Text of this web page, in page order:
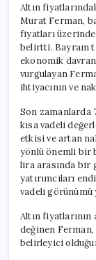
Altın
Murat Ferman,
fiyatları
belirtti. Bayram
ekonomik
vurgulayan
ihtiyacının ve
Son zamanlarda
kısa vadeli
etkisi ve artan
yönlü önemli bir
lira arasında bir
yatırımcıları
vadeli görünümü
Altın
değinen
belirleyici